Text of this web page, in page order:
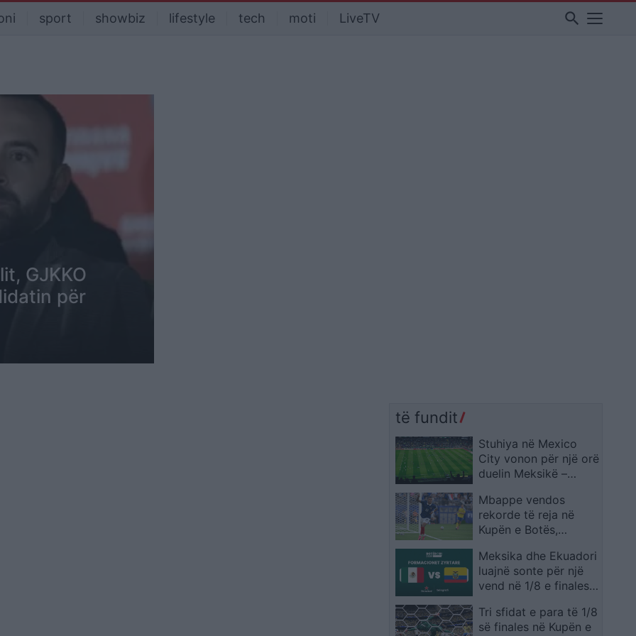
sport showbiz lifestyle tech moti LiveTV search
GJKKO
për
të fundit
Stuhiya në Mexico
City vonon për një orë
duelin Meksikë –
Mbappe vendos
rekorde të reja në
Kupën e Botës,
emra legjendarë
Meksika dhe Ekuadori
luajnë sonte për një
vend në 1/8 e finales,
formacionet zyrtare
Tri sfidat e para të 1/8
së finales në Kupën e